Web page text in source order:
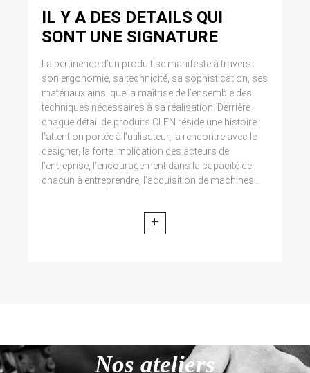
IL Y A DES DETAILS QUI
SONT UNE SIGNATURE
La pertinence d’un produit se manifeste à travers
son ergonomie, sa technicité, sa sophistication, ses
matériaux ainsi que la maîtrise de l’ensemble des
techniques nécessaires à sa réalisation. Derrière
chaque détail de produits CLEN réside une histoire :
l’attention portée à l’utilisateur, la rencontre avec le
designer, la forte implication des acteurs de
l’entreprise, l’encouragement dans la capacité de
chacun à entreprendre, l’acquisition de machines...
+
Nos ateliers